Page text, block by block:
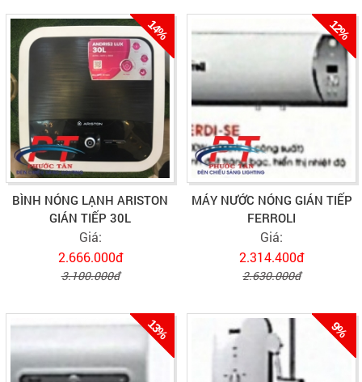
14%
BÌNH NÓNG LẠNH ARISTON
GIÁN TIẾP 30L
Giá:
2.666.000đ
3.100.000đ
12%
MÁY NƯỚC NÓNG GIÁN TIẾP
FERROLI
Giá:
2.314.400đ
2.630.000đ
13% 9%